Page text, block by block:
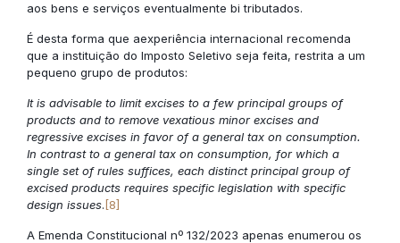
aos bens e serviços eventualmente bi tributados.
É desta forma que aexperiência internacional recomenda
que a instituição do Imposto Seletivo seja feita, restrita a um
pequeno grupo de produtos:
It is advisable to limit excises to a few principal groups of
products and to remove vexatious minor excises and
regressive excises in favor of a general tax on consumption.
In contrast to a general tax on consumption, for which a
single set of rules suffices, each distinct principal group of
excised products requires specific legislation with specific
design issues. [8]
A Emenda Constitucional nº 132/2023 apenas enumerou os